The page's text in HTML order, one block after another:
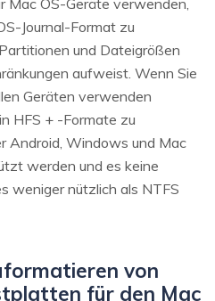
Journal-Format zu
und Dateigrößen
aufweist. Wenn Sie
Geräten verwenden
HFS + -Formate zu
Android, Windows und Mac
werden und es keine
weniger nützlich als NTFS
von
für den Mac